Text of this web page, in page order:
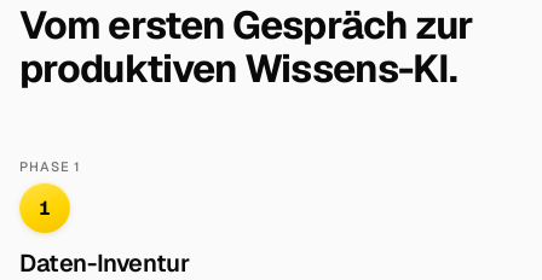
Vom ersten Gespräch zur
produktiven Wissens-KI.
PHASE 1
1
Daten-Inventur